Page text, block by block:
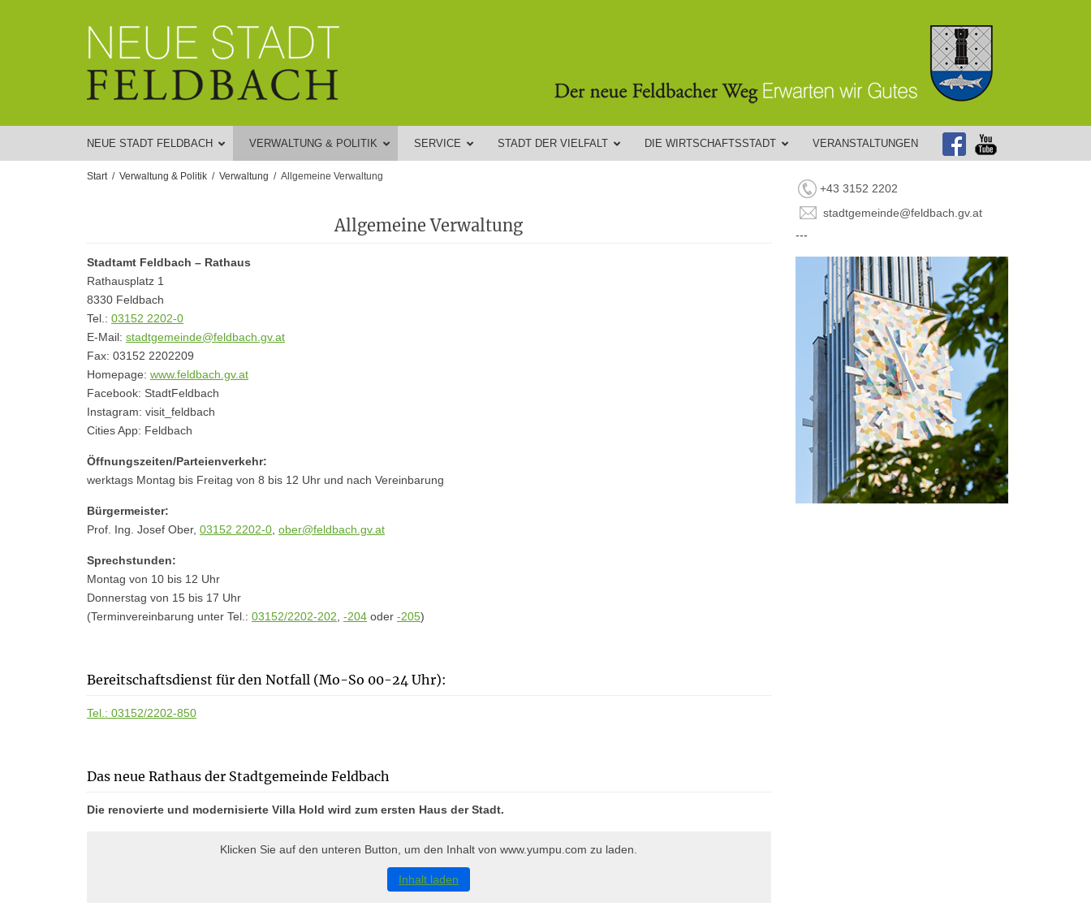
NEUE STADT FELDBACH VERWALTUNG & POLITIK SERVICE STADT DER VIELFALT DIE WIRTSCHAFTSSTADT VERANSTALTUNGEN
Start Verwaltung & Politik Verwaltung Allgemeine Verwaltung
Allgemeine Verwaltung
Stadtamt Feldbach – Rathaus
Rathausplatz 1
8330 Feldbach
Tel.: 03152 2202-0
E-Mail: stadtgemeinde@feldbach.gv.at
Fax: 03152 2202209
Homepage: www.feldbach.gv.at
Facebook: StadtFeldbach
Instagram: visit_feldbach
Cities App: Feldbach
Öffnungszeiten/Parteienverkehr:
werktags Montag bis Freitag von 8 bis 12 Uhr und nach Vereinbarung
Bürgermeister:
Prof. Ing. Josef Ober, 03152 2202-0 ober@feldbach.gv.at
Sprechstunden:
Montag von 10 bis 12 Uhr
Donnerstag von 15 bis 17 Uhr
(Terminvereinbarung unter Tel.: 03152/2202-202 -204 oder -205)
Bereitschaftsdienst für den Notfall (Mo-So 00-24 Uhr):
Tel.: 03152/2202-850
Das neue Rathaus der Stadtgemeinde Feldbach
Die renovierte und modernisierte Villa Hold wird zum ersten Haus der Stadt.
Klicken Sie auf den unteren Button, um den Inhalt von www.yumpu.com zu laden.
Inhalt laden
+43 3152 2202
stadtgemeinde@feldbach.gv.at
---